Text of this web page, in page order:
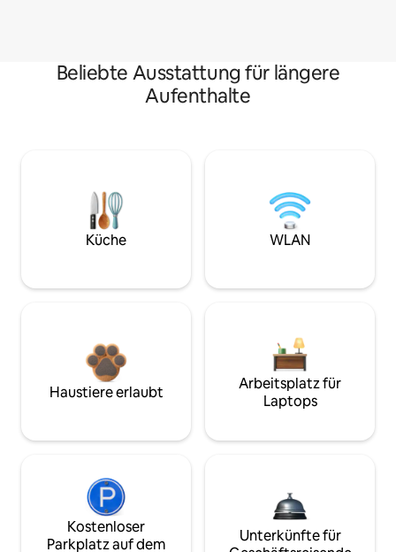
Beliebte Ausstattung für längere
Aufenthalte
Küche WLAN
Haustiere erlaubt
Arbeitsplatz für
Laptops
Kostenloser
Parkplatz auf dem
Unterkünfte für